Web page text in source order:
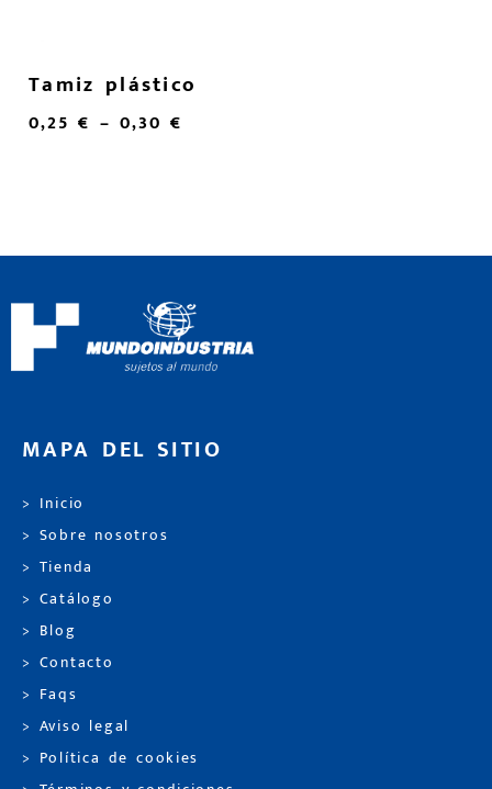
Tamiz plástico
0,25€ – 0,30€
MAPA DEL SITIO
> Inicio
> Sobre nosotros
> Tienda
> Catálogo
> Blog
> Contacto
> Faqs
> Aviso legal
> Política de cookies